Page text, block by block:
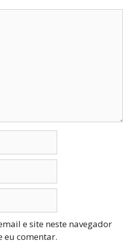
e site neste navegador
eu comentar.